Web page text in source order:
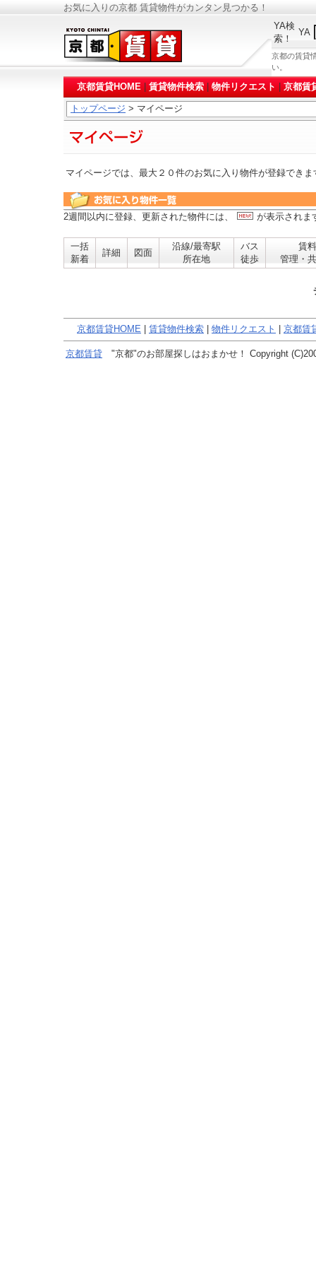
お気に入りの京都 賃貸物件がカンタン見つかる！
YA検
索！
YA
京都の賃貸
い。
京都賃貸HOME 賃貸物件検索 物件リクエスト 京都賃
トップページ > マイページ
マイページでは、最大２０件のお気に入り物件が登録できま
2週間以内に登録、更新された物件には、 が表示されま
一括
新着
詳細 図面
沿線/最寄駅
所在地
バス
徒歩
賃料
管理・
京都賃貸HOME 賃貸物件検索 物件リクエスト 京都賃
京都賃貸 "京都"のお部屋探しはおまかせ！ Copyright